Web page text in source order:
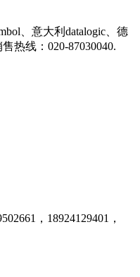
、意大利datalogic、德
热线：020-87030040.
，18924129401，